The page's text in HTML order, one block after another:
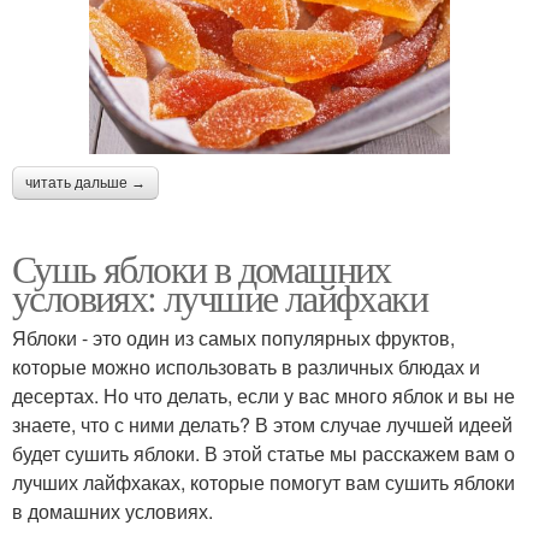
читать дальше →
Сушь яблоки в домашних
условиях: лучшие лайфхаки
Яблоки - это один из самых популярных фруктов,
которые можно использовать в различных блюдах и
десертах. Но что делать, если у вас много яблок и вы не
знаете, что с ними делать? В этом случае лучшей идеей
будет сушить яблоки. В этой статье мы расскажем вам о
лучших лайфхаках, которые помогут вам сушить яблоки
в домашних условиях.